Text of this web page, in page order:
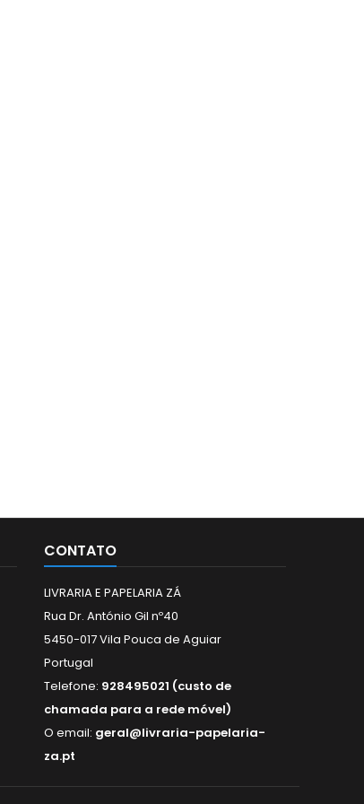
CONTATO
LIVRARIA E PAPELARIA ZÁ
Rua Dr. António Gil nº40
5450-017 Vila Pouca de Aguiar
Portugal
Telefone: 928495021 (custo de
chamada para a rede móvel)
O email: geral@livraria-papelaria-
za.pt